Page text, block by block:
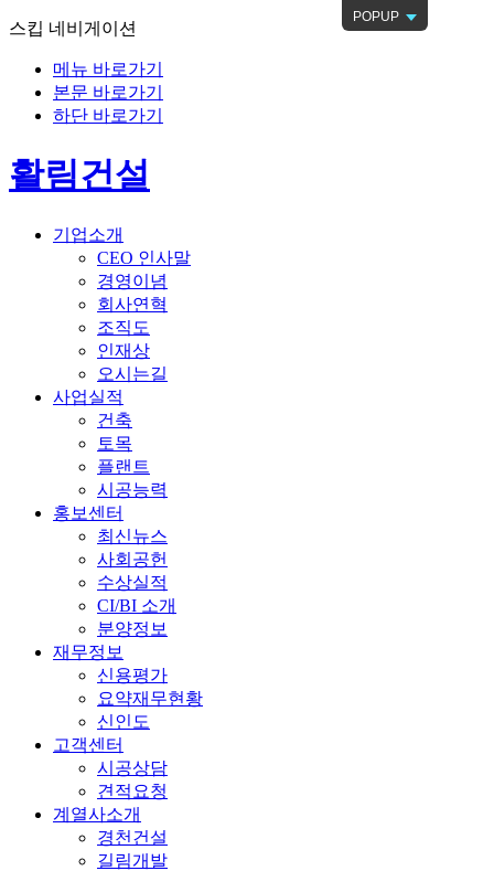
스킵 네비게이션
메뉴 바로가기
본문 바로가기
하단 바로가기
POPUP
활림건설
기업소개
CEO 인사말
경영이념
회사연혁
조직도
인재상
오시는길
사업실적
건축
토목
플랜트
시공능력
홍보센터
최신뉴스
사회공헌
수상실적
CI/BI 소개
분양정보
재무정보
신용평가
요약재무현황
신인도
고객센터
시공상담
견적요청
계열사소개
경천건설
길림개발